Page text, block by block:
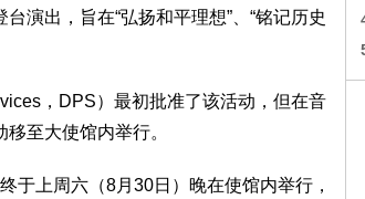
演出，旨在“弘扬和平理想”、“铭记历史
，DPS）最初批准了该活动，但在音
至大使馆内举行。
于上周六（8月30日）晚在使馆内举行，